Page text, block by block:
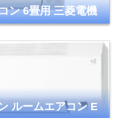
ン 6畳用 三菱電機
シリーズ ピュアホ
単相100V
ルームエアコン E